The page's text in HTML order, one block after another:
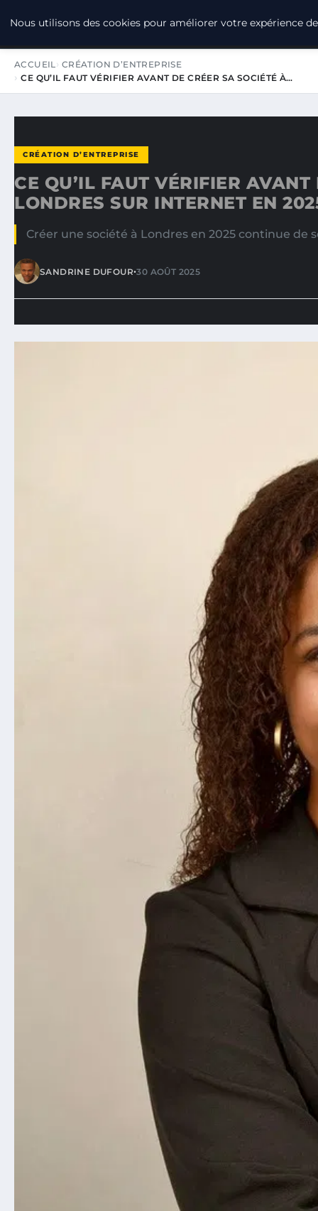
LPO CONSULTING
ACCUEIL CRÉATION D’ENTREPRISE
CE QU’IL FAUT VÉRIFIER AVANT DE CRÉER SA SOCIÉTÉ À…
CRÉATION D’ENTREPRISE
CE QU’IL FAUT VÉRIFIER
LONDRES SUR INTERNET EN
Créer une société à Londres en 2025 continue
SANDRINE DUFOUR•30 AOÛT 2025
Nous utilisons des cookies pour améliorer votre expérience